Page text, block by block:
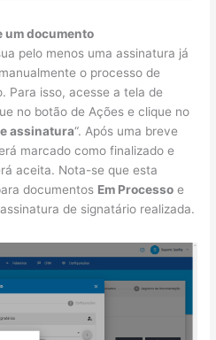
um documento
pelo menos uma assinatura já
o processo de
Para isso, acesse a tela de
no botão de Ações e clique no
assinatura“. Após uma breve
marcado como finalizado e
aceita. Nota-se que esta
documentos Em Processo e
de signatário realizada.